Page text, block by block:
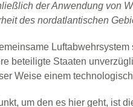
der Anwendung von
des nordatlantischen
beteiligte Staaten
Weise einem
um den es hier geht, ist